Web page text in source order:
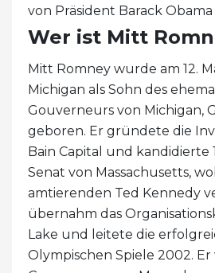
von Präsident Barack Obama
Wer ist Mitt
Mitt Romney wurde am 12.
Michigan als Sohn des
Gouverneurs von Michigan,
geboren. Er gründete die
Bain Capital und kandidierte
Senat von Massachusetts,
amtierenden Ted Kennedy
übernahm das
Lake und leitete die
Olympischen Spiele 2002.